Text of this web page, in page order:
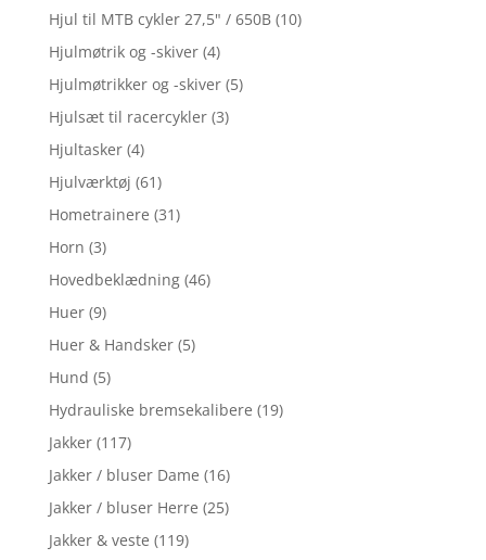
Hjul til MTB cykler 27,5" / 650B (10)
Hjulmøtrik og -skiver (4)
Hjulmøtrikker og -skiver (5)
Hjulsæt til racercykler (3)
Hjultasker (4)
Hjulværktøj (61)
Hometrainere (31)
Horn (3)
Hovedbeklædning (46)
Huer (9)
Huer & Handsker (5)
Hund (5)
Hydrauliske bremsekalibere (19)
Jakker (117)
Jakker / bluser Dame (16)
Jakker / bluser Herre (25)
Jakker & veste (119)